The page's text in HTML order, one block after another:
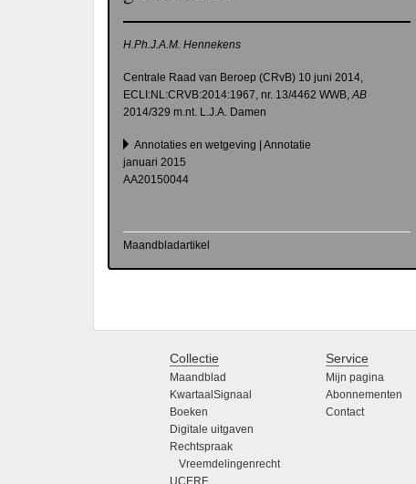
H.Ph.J.A.M. Hennekens
Centrale Raad van Beroep (CRvB) 10 juni 2014,
ECLI:NL:CRVB:2014:1967, nr. 13/4462 WWB, AB
2014/329 m.nt. L.J.A. Damen
Annotaties en wetgeving | Annotatie
januari 2015
AA20150044
Maandbladartikel
Collectie
Maandblad
KwartaalSignaal
Boeken
Digitale uitgaven
Rechtspraak
Vreemdelingenrecht
Service
Mijn pagina
Abonnementen
Contact